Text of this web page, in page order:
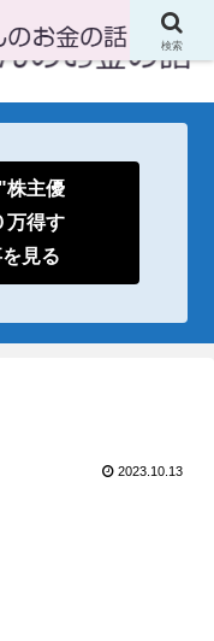
株主優
万得す
見る
2023.10.13
検索